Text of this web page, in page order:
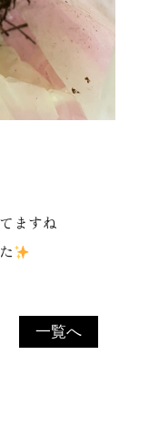
ますね
一覧へ